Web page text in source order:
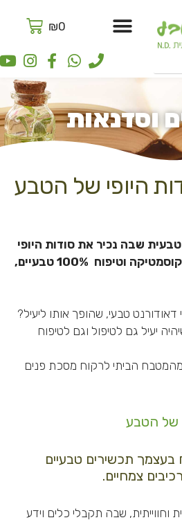
תפריט ₪0
P
n
e
W
t
s
F
c
e
b
o
-
f
I
n
s
t
a
g
m
Y
t
u
b
e
וסדנאות
היופי של הטבע
שבה נכיר את סודות היופי
של הטבע, ונרקח מוצרי קוסמטיקה וטיפוח 100% טבעיים,
טבעי, שהופך אותו ליעיל?
יעיל גם לטיפול וגם לטיפוח
הביתי לרקוח מסכת פנים
של הטבע
בעצמך תכשירים טבעיים
צמחיים.
שבה תקבלי כלים וידע